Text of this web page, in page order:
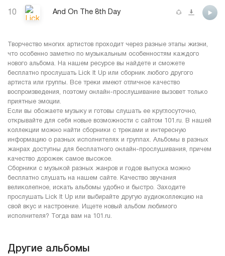
10 And On The 8th Day
Творчество многих артистов проходит через разные этапы жизни,
что особенно заметно по музыкальным особенностям каждого
нового альбома. На нашем ресурсе вы найдете и сможете
бесплатно прослушать Lick It Up или сборник любого другого
артиста или группы. Все треки имеют отличное качество
воспроизведения, поэтому онлайн-прослушивание вызовет только
приятные эмоции.
Если вы обожаете музыку и готовы слушать ее круглосуточно,
открывайте для себя новые возможности с сайтом 101.ru. В нашей
коллекции можно найти сборники с треками и интересную
информацию о разных исполнителях и группах. Альбомы в разных
жанрах доступны для бесплатного онлайн-прослушивания, причем
качество дорожек самое высокое.
Сборники с музыкой разных жанров и годов выпуска можно
бесплатно слушать на нашем сайте. Качество звучания
великолепное, искать альбомы удобно и быстро. Заходите
прослушать Lick It Up или выбирайте другую аудиоколлекцию на
свой вкус и настроение. Ищете новый альбом любимого
исполнителя? Тогда вам на 101.ru.
Другие альбомы